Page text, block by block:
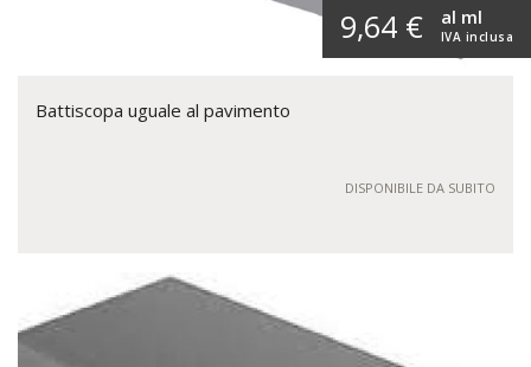
9,64 € IVA inclusa
al ml
Battiscopa uguale al pavimento
DISPONIBILE DA SUBITO